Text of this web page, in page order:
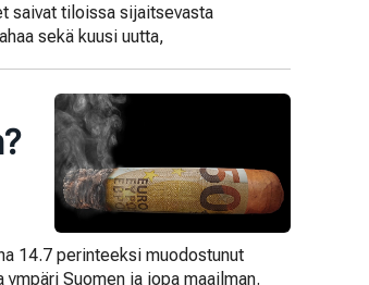
saivat tiloissa sijaitsevasta
sekä kuusi uutta,
14.7 perinteeksi muodostunut
Suomen ja jopa maailman.